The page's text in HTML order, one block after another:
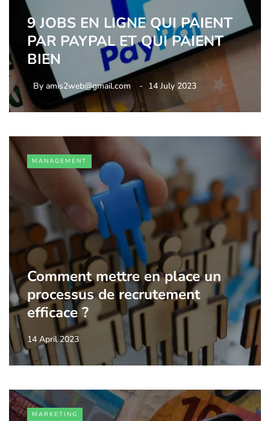
9 JOBS EN LIGNE QUI PAIENT
PAR PAYPAL ET QUI PAIENT
BIEN
By amis2web@gmail.com 14 July 2023
MANAGEMENT
Comment mettre en place un
processus de recrutement
efficace ?
14 April 2023
MARKETING